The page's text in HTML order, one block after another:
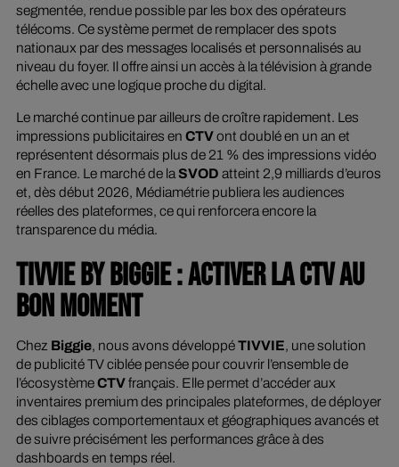
segmentée, rendue possible par les box des opérateurs
télécoms. Ce système permet de remplacer des spots
nationaux par des messages localisés et personnalisés au
niveau du foyer. Il offre ainsi un accès à la télévision à grande
échelle avec une logique proche du digital.
Le marché continue par ailleurs de croître rapidement. Les
impressions publicitaires en CTVont doublé en un an et
représentent désormais plus de 21 % des impressions vidéo
en France. Le marché de laSVOD atteint 2,9 milliards d’euros
et, dès début 2026, Médiamétrie publiera les audiences
réelles des plateformes, ce qui renforcera encore la
transparence du média.
TIVVIE BY BIGGIE : ACTIVER LA CTV AU
BON MOMENT
Chez Biggie, nous avons développéTIVVIE, une solution
de publicité TV ciblée pensée pour couvrir l’ensemble de
l’écosystèmeCTVfrançais. Elle permet d’accéder aux
inventaires premium des principales plateformes, de déployer
des ciblages comportementaux et géographiques avancés et
de suivre précisément les performances grâce à des
dashboards en temps réel.